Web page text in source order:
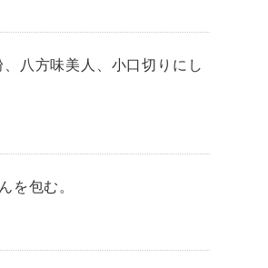
八方味美人、小口切りにし
を包む。